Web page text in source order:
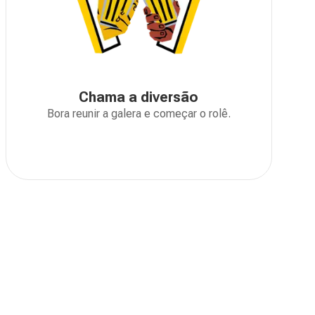
Chama a diversão
Bora reunir a galera e começar o rolê.